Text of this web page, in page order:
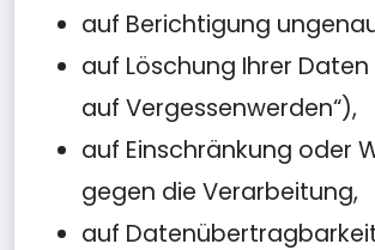
auf Berichtigung
auf Löschung Ihrer Daten
auf Vergessenwerden“),
auf Einschränkung oder
gegen die Verarbeitung,
auf